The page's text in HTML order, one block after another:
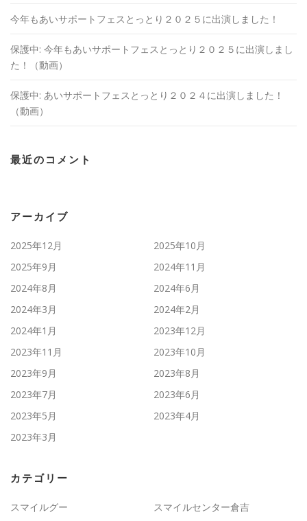
今年もあいサポートフェスとっとり２０２５に出演しました！
保護中: 今年もあいサポートフェスとっとり２０２５に出演しまし
た！（動画）
保護中: あいサポートフェスとっとり２０２４に出演しました！
（動画）
最近のコメント
アーカイブ
2025年12月
2025年10月
2025年9月
2024年11月
2024年8月
2024年6月
2024年3月
2024年2月
2024年1月
2023年12月
2023年11月
2023年10月
2023年9月
2023年8月
2023年7月
2023年6月
2023年5月
2023年4月
2023年3月
カテゴリー
スマイルグー スマイルセンター倉吉